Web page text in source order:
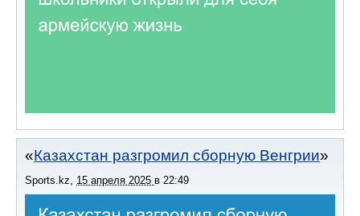
Казахстан разгромил сборную Венгрии
Sports.kz, 15 апреля 2025 в 22:49